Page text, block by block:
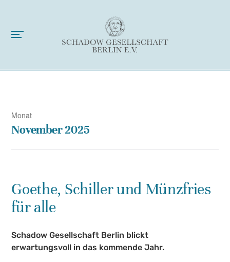
Monat
November 2025
Goethe, Schiller und Münzfries
für alle
Schadow Gesellschaft Berlin blickt
erwartungsvoll in das kommende Jahr.